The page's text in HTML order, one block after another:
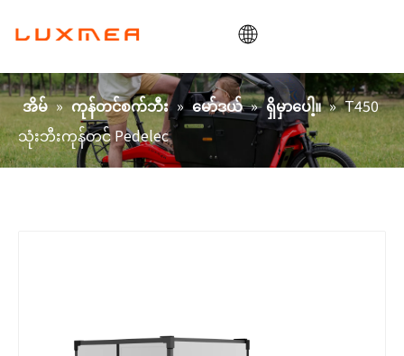
အိမ်
ကုမ္ပဏီ
ကုန်တင်ဘီး
အိမ် » ကုန်တင်စက်ဘီး » မော်ဒယ် » ရှိမှာပေါ့။ » T450
သုံးဘီးကုန်တင် Pedelec